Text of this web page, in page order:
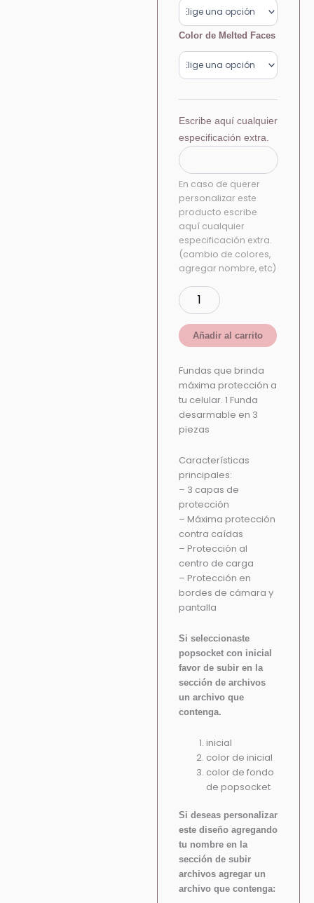
Color de Melted Faces
Escribe aquí cualquier
especificación extra.
En caso de querer
personalizar este
producto escribe
aquí cualquier
especificación extra.
(cambio de colores,
agregar nombre, etc)
Añadir al carrito
Fundas que brinda
máxima protección a
tu celular. 1 Funda
desarmable en 3
piezas
Características
principales:
– 3 capas de
protección
– Máxima protección
contra caídas
– Protección al
centro de carga
– Protección en
bordes de cámara y
pantalla
Si seleccionaste
popsocket con inicial
favor de subir en la
sección de archivos
un archivo que
contenga.
inicial
color de inicial
color de fondo
de popsocket
Si deseas personalizar
este diseño agregando
tu nombre en la
sección de subir
archivos agregar un
archivo que contenga: